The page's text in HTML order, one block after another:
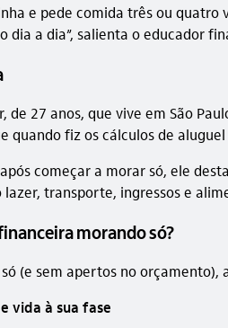
e pede comida três ou
dia a dia”, salienta o educador
de 27 anos, que vive em São
quando fiz os cálculos de
começar a morar só, ele
transporte, ingressos e
morando só?
(e sem apertos no
vida à sua fase